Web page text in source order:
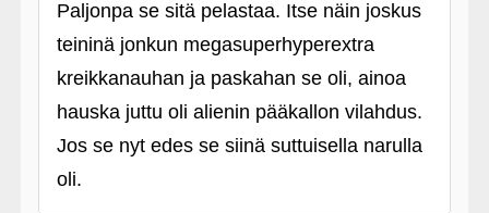
Paljonpa se sitä pelastaa. Itse näin joskus
teininä jonkun megasuperhyperextra
kreikkanauhan ja paskahan se oli, ainoa
hauska juttu oli alienin pääkallon vilahdus.
Jos se nyt edes se siinä suttuisella narulla
oli.